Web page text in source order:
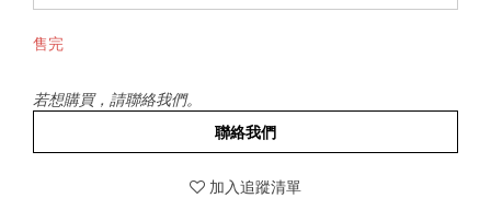
售完
若想購買，請聯絡我們。
聯絡我們
加入追蹤清單